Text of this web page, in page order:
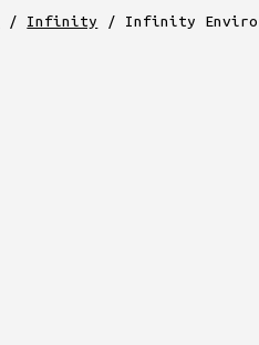
/ Infinity / Infinity Enviro